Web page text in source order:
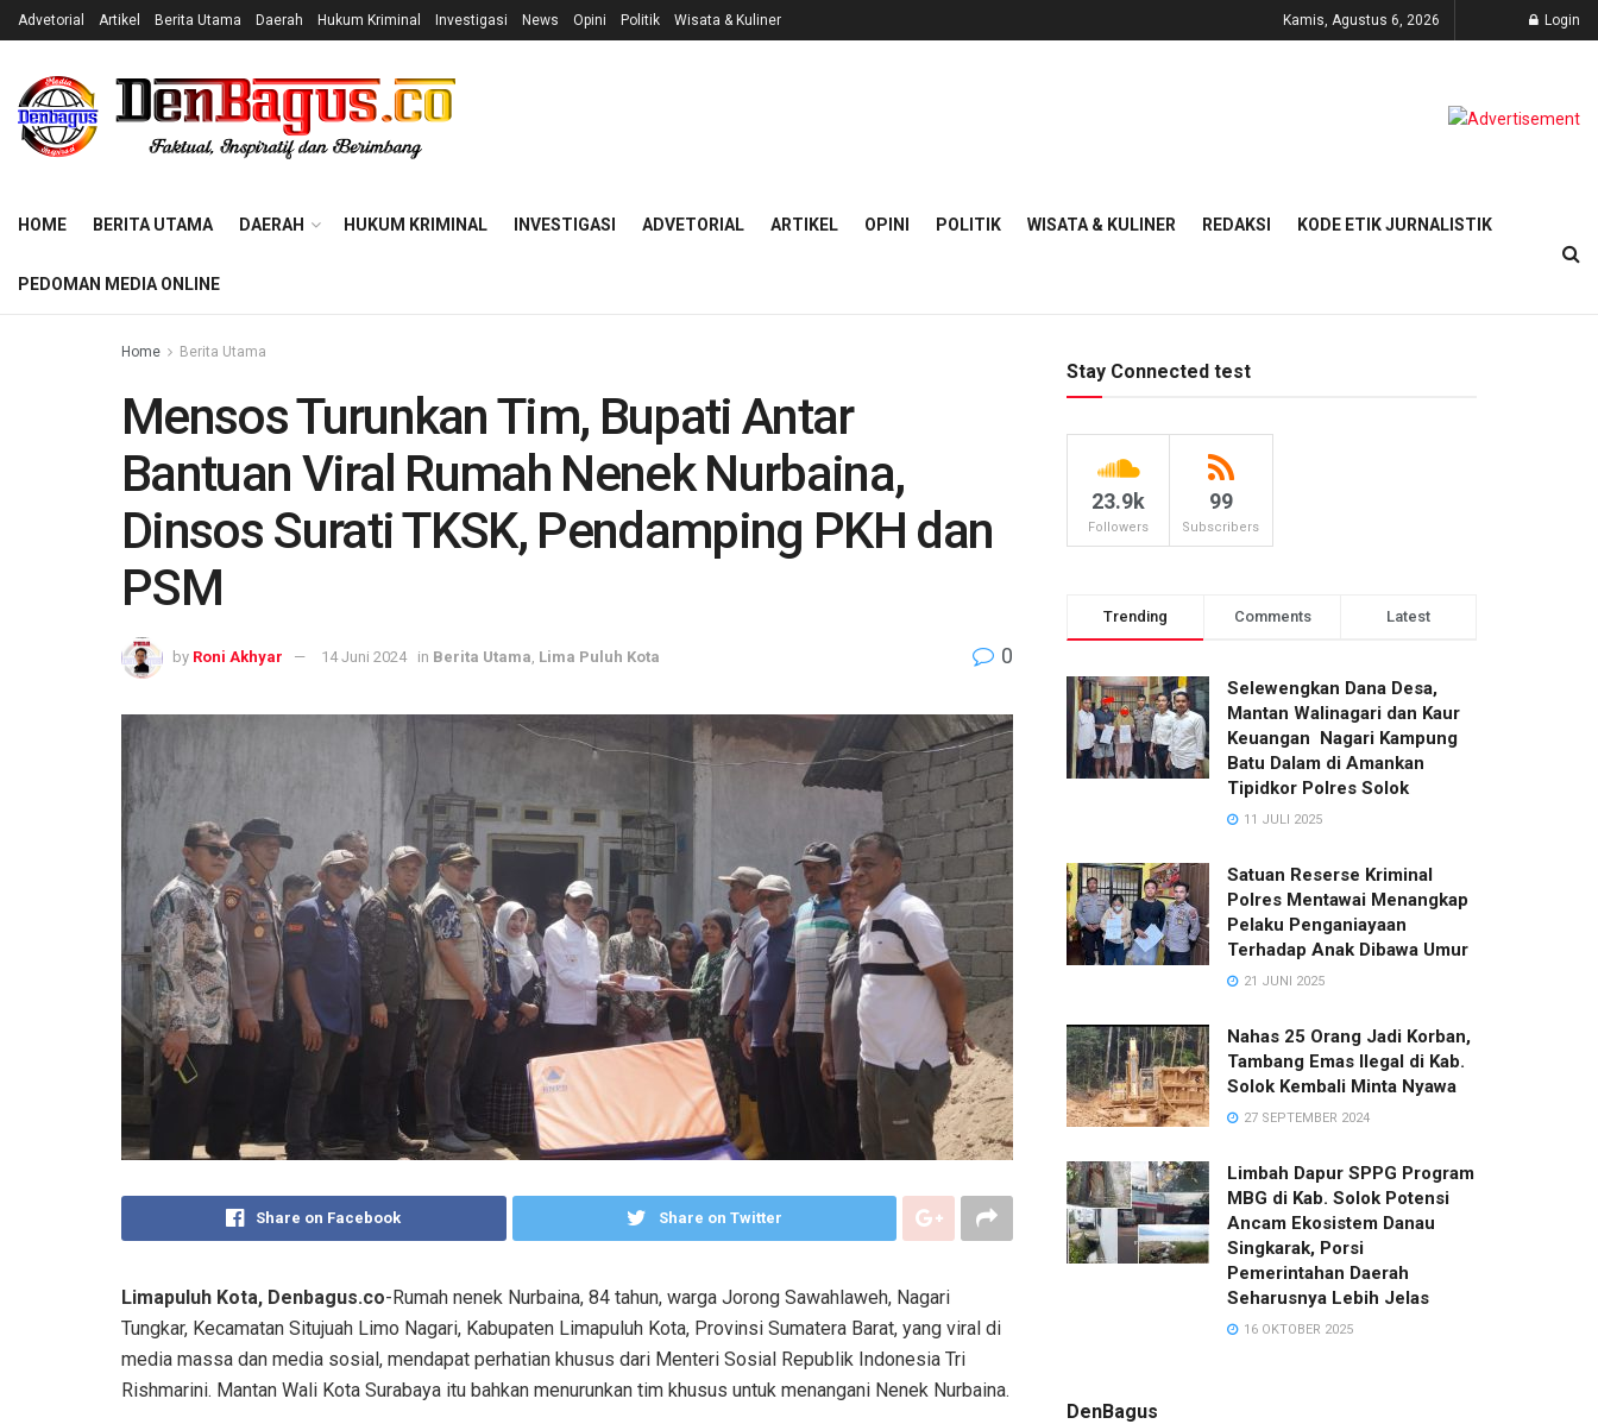
Advetorial Artikel Berita Utama Daerah Hukum Kriminal Investigasi News Opini Politik Wisata & Kuliner Kamis, Agustus 6, 2026 Login
HOME BERITA UTAMA DAERAH HUKUM KRIMINAL INVESTIGASI ADVETORIAL ARTIKEL OPINI POLITIK WISATA & KULINER REDAKSI KODE ETIK JURNALISTIK
PEDOMAN MEDIA ONLINE
Home Berita Utama
Mensos Turunkan Tim, Bupati Antar
Bantuan Viral Rumah Nenek Nurbaina,
Dinsos Surati TKSK, Pendamping PKH dan
PSM
by Roni Akhyar 14 Juni 2024 in Berita Utama Lima Puluh Kota 0
Share on Facebook Share on Twitter
Limapuluh Kota, Denbagus.co-Rumah nenek Nurbaina, 84 tahun, warga Jorong Sawahlaweh, Nagari
Tungkar, Kecamatan Situjuah Limo Nagari, Kabupaten Limapuluh Kota, Provinsi Sumatera Barat, yang viral di
media massa dan media sosial, mendapat perhatian khusus dari Menteri Sosial Republik Indonesia Tri
Rishmarini. Mantan Wali Kota Surabaya itu bahkan menurunkan tim khusus untuk menangani Nenek Nurbaina.
Stay Connected test
23.9k
Followers
99
Subscribers
Trending Comments Latest
Selewengkan Dana Desa,
Mantan Walinagari dan Kaur
Keuangan Nagari Kampung
Batu Dalam di Amankan
Tipidkor Polres Solok
11 JULI 2025
Satuan Reserse Kriminal
Polres Mentawai Menangkap
Pelaku Penganiayaan
Terhadap Anak Dibawa Umur
21 JUNI 2025
Nahas 25 Orang Jadi Korban,
Tambang Emas Ilegal di Kab.
Solok Kembali Minta Nyawa
27 SEPTEMBER 2024
Limbah Dapur SPPG Program
MBG di Kab. Solok Potensi
Ancam Ekosistem Danau
Singkarak, Porsi
Pemerintahan Daerah
Seharusnya Lebih Jelas
16 OKTOBER 2025
DenBagus